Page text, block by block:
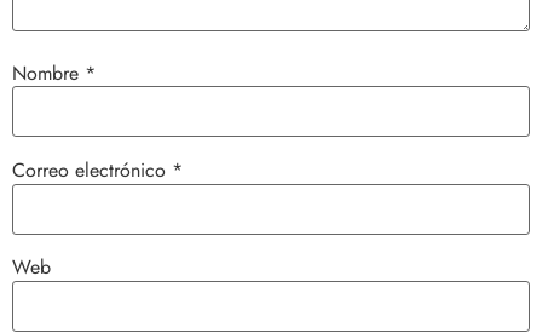
Nombre *
Correo electrónico *
Web